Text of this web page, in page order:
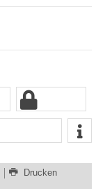
Drucken